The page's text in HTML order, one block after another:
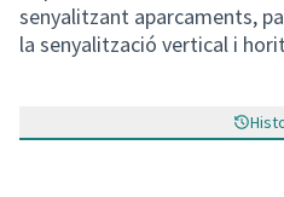
senyalitzant aparcaments,
la senyalització vertical i